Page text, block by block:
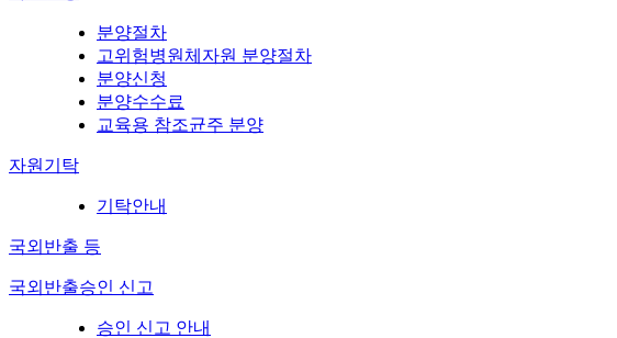
분양절차
고위험병원체자원 분양절차
분양신청
분양수수료
교육용 참조균주 분양
자원기탁
기탁안내
국외반출 등
국외반출승인 신고
승인 신고 안내